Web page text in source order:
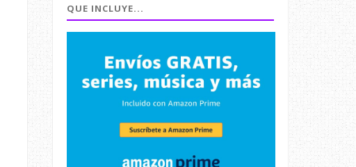
QUE INCLUYE...